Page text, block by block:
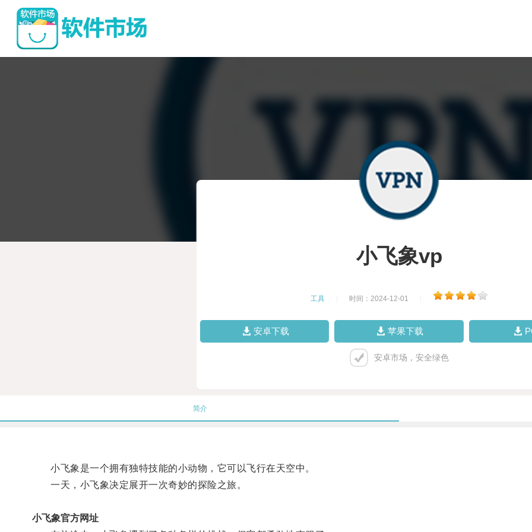
小飞象vp
工具 时间：2024-12-01
安卓下载 苹果下载
安卓市场，安全绿色
简介
小飞象是一个拥有独特技能的小动物，它可以飞行在天空中。
一天，小飞象决定展开一次奇妙的探险之旅。
小飞象官方网址